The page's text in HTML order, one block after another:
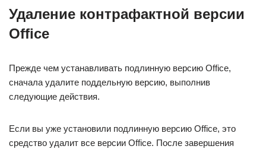
Удаление контрафактной версии
Office
Прежде чем устанавливать подлинную версию Office,
сначала удалите поддельную версию, выполнив
следующие действия.
Если вы уже установили подлинную версию Office, это
средство удалит все версии Office. После завершения